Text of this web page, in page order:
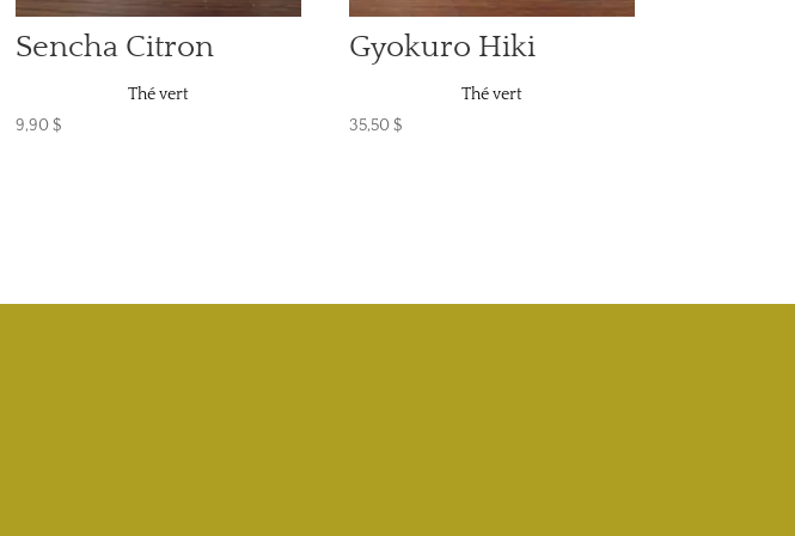
Sencha Citron
Thé vert
9,90$
Gyokuro Hiki
Thé vert
35,50$